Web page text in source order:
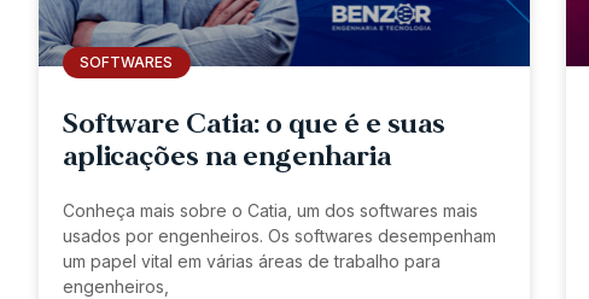
SOFTWARES
Software Catia: o que é e suas
aplicações na engenharia
Conheça mais sobre o Catia, um dos softwares mais
usados por engenheiros. Os softwares desempenham
um papel vital em várias áreas de trabalho para
engenheiros,